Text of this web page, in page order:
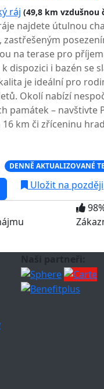
ráj (49,8 km vzdušnou
najdete útulnou
na terase pro
dispozici i bazén se
je ideální pro
Okolí nabízí
památek – navštivte
16 km či zříceninu
DENNĚ AKTUALIZOVANÉ
Uložit na později
Naši partneři: